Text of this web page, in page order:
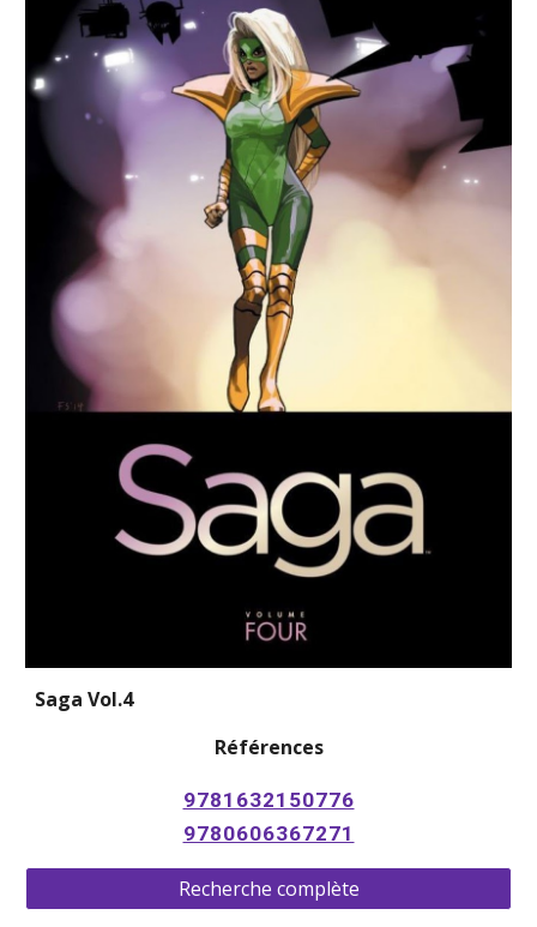
Saga Vol.4
Références
9781632150776
9780606367271
Recherche complète